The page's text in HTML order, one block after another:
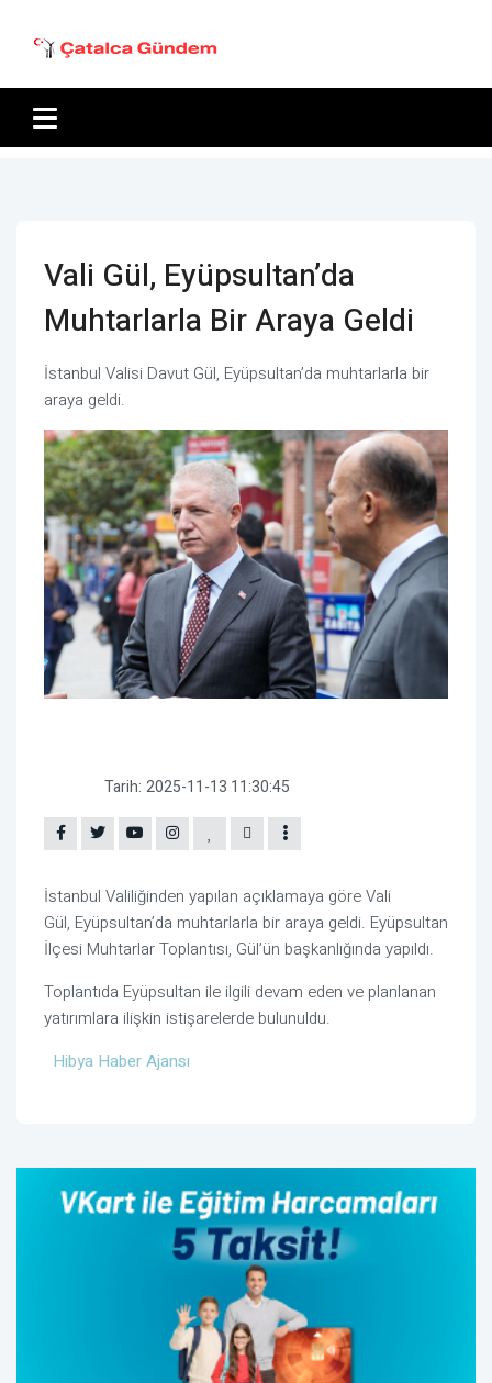
Vali Gül, Eyüpsultan’da
Muhtarlarla Bir Araya Geldi
İstanbul Valisi Davut Gül, Eyüpsultan’da muhtarlarla bir
araya geldi.
Tarih: 2025-11-13 11:30:45
İstanbul Valiliğinden yapılan açıklamaya göre Vali
Gül, Eyüpsultan’da muhtarlarla bir araya geldi. Eyüpsultan
İlçesi Muhtarlar Toplantısı, Gül’ün başkanlığında yapıldı.
Toplantıda Eyüpsultan ile ilgili devam eden ve planlanan
yatırımlara ilişkin istişarelerde bulunuldu.
Hibya Haber Ajansı